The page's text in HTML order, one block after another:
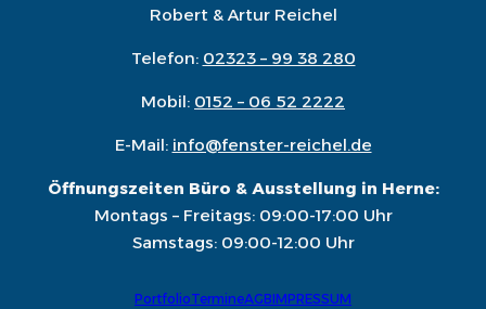
Robert & Artur Reichel
Telefon: 02323 – 99 38 280
Mobil: 0152 – 06 52 2222
E-Mail: info@fenster-reichel.de
Öffnungszeiten Büro & Ausstellung in Herne:
Montags – Freitags: 09:00-17:00 Uhr
Samstags: 09:00-12:00 Uhr
PortfolioTermineAGBIMPRESSUM